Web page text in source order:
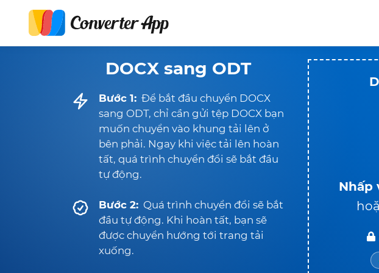
DOCX sang ODT
Bước 1: Để bắt đầu chuyển DOCX
sang ODT, chỉ cần gửi tệp DOCX bạn
muốn chuyển vào khung tải lên ở
bên phải. Ngay khi việc tải lên hoàn
tất, quá trình chuyển đổi sẽ bắt đầu
tự động.
Bước 2: Quá trình chuyển đổi sẽ bắt
đầu tự động. Khi hoàn tất, bạn sẽ
được chuyển hướng tới trang tải
xuống.
Nhấp